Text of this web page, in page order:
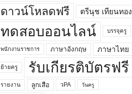
ดาวน์โหลดฟรี ตรีนุช เทียนทอง
ทดสอบออนไลน์ บรรจุครู
พนักงานราชการ ภาษาอังกฤษ ภาษาไทย
ย้ายครู รับเกียรติบัตรฟรี
รายงาน ลูกเสือ วPA วันครู